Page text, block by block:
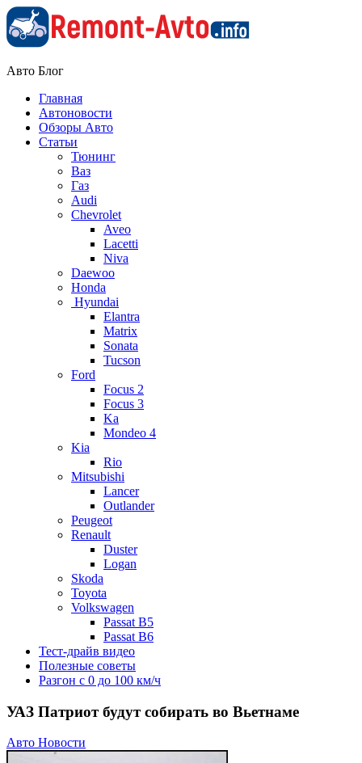
Авто Блог
Главная
Автоновости
Обзоры Авто
Статьи
Тюнинг
Ваз
Газ
Audi
Chevrolet
Aveo
Lacetti
Niva
Daewoo
Honda
Hyundai
Elantra
Matrix
Sonata
Tucson
Ford
Focus 2
Focus 3
Ka
Mondeo 4
Kia
Rio
Mitsubishi
Lancer
Outlander
Peugeot
Renault
Duster
Logan
Skoda
Toyota
Volkswagen
Passat B5
Passat B6
Тест-драйв видео
Полезные советы
Разгон с 0 до 100 км/ч
УАЗ Патриот будут собирать во Вьетнаме
Авто Новости